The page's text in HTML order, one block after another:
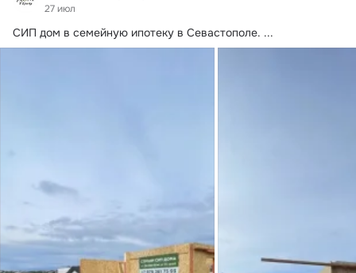
27 июл
СИП дом в семейную ипотеку в Севастополе. ...